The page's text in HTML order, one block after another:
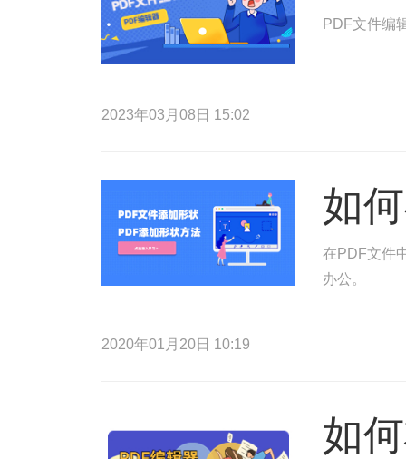
PDF文件编
2023年03月08日 15:02
如
在PDF文件
办公。
2020年01月20日 10:19
如